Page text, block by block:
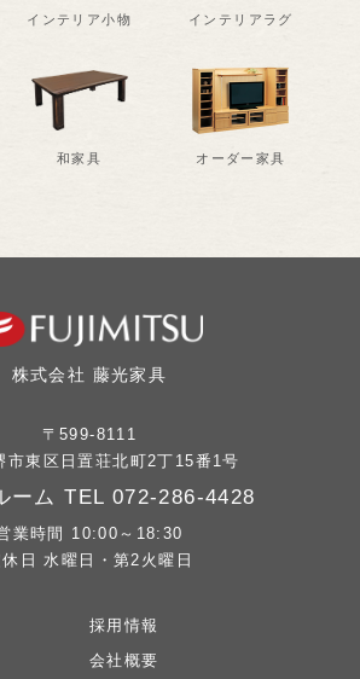
インテリア小物 インテリアラグ
和家具 オーダー家具
株式会社 藤光家具
〒599-8111
市東区日置荘北町2丁15番1号
ーム TEL 072-286-4428
業時間 10:00～18:30
休日 水曜日・第2火曜日
採用情報
会社概要